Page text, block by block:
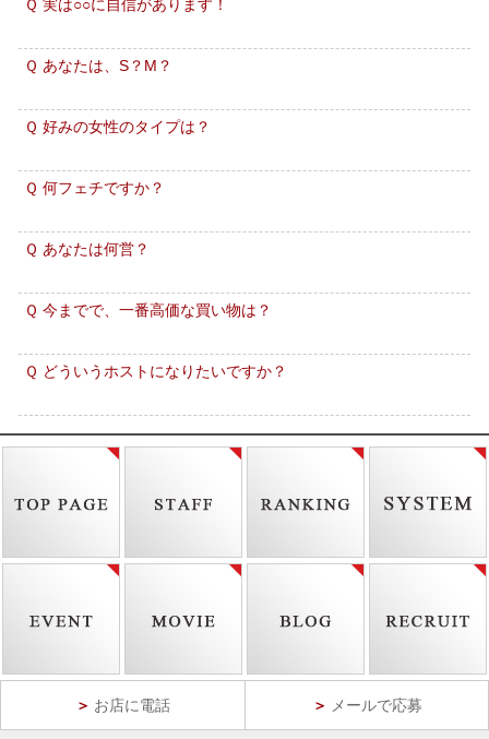
Ｑ 実は○○に自信があります！
Ｑ あなたは、S？M？
Ｑ 好みの女性のタイプは？
Ｑ 何フェチですか？
Ｑ あなたは何営？
Ｑ 今までで、一番高価な買い物は？
Ｑ どういうホストになりたいですか？
＞ お店に電話 ＞ メールで応募